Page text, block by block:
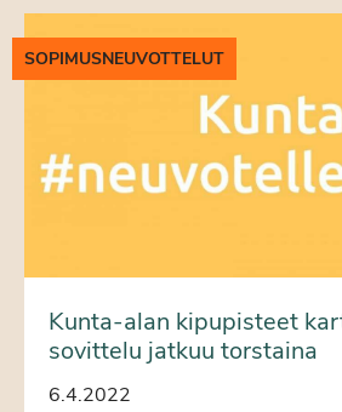
SOPIMUSNEUVOTTELUT
Kunta-alan kipupisteet
sovittelu jatkuu torstaina
6.4.2022